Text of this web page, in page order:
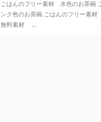
ごはんのフリー素材 水色のお茶碗
ンク色のお茶碗 ごはんのフリー素
無料素材 ...